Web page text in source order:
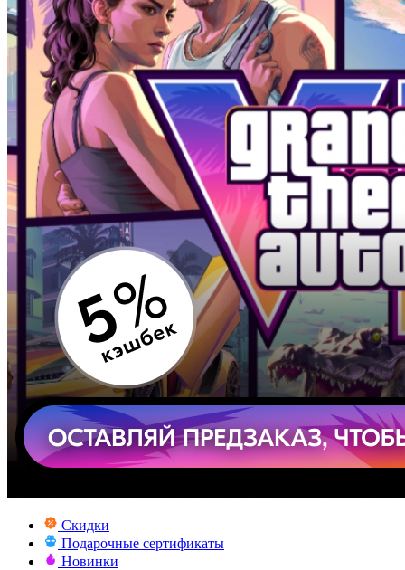
Скидки
Подарочные сертификаты
Новинки